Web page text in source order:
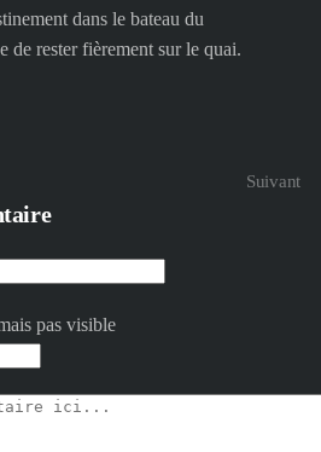
dans le bateau du
de rester fièrement sur le quai.
Suivant
pas visible